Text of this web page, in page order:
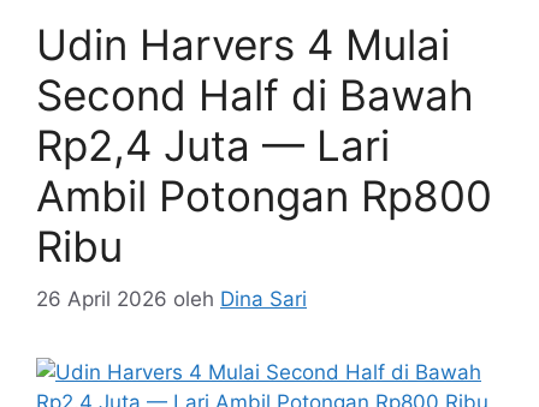
Udin Harvers 4 Mulai
Second Half di Bawah
Rp2,4 Juta — Lari
Ambil Potongan Rp800
Ribu
26 April 2026